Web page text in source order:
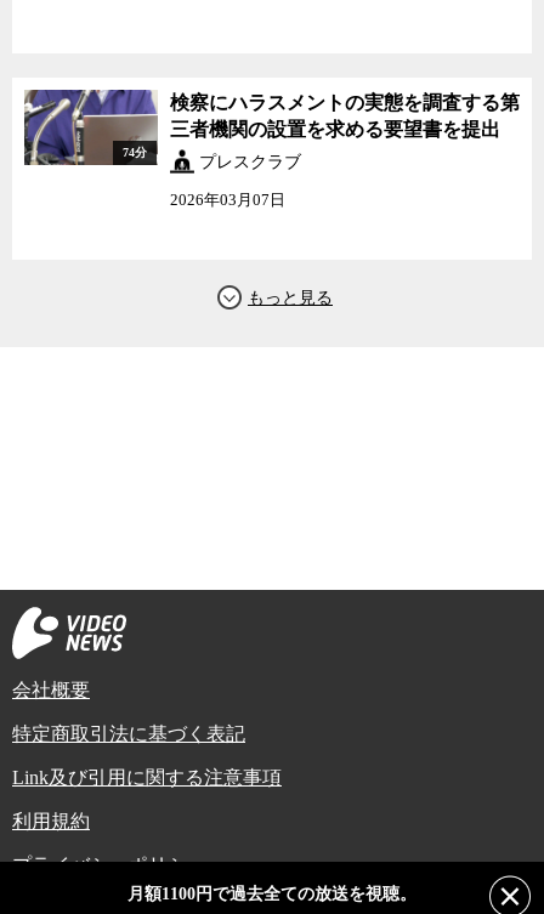
74分
検察にハラスメントの実態を調査する第
三者機関の設置を求める要望書を提出
プレスクラブ
2026年03月07日
会社概要
特定商取引法に基づく表記
Link及び引用に関する注意事項
利用規約
プライバシーポリシー
Copyright (C) Video News Network. All rights reserved.
月額1100円で過去全ての放送を視聴。